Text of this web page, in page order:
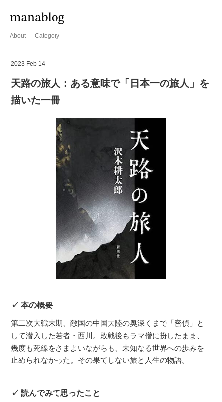
About Category
2023 Feb 14
天路の旅人：ある意味で「日本一の旅人」を
描いた一冊
本の概要
第二次大戦末期、敵国の中国大陸の奥深くまで「密偵」と
して潜入した若者・西川。敗戦後もラマ僧に扮したまま、
幾度も死線をさまよいながらも、未知なる世界への歩みを
止められなかった。その果てしない旅と人生の物語。
読んでみて思ったこと